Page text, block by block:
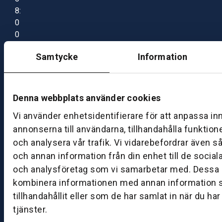
Samtycke Information
Denna webbplats använder cookies
Vi använder enhetsidentifierare för att anpassa
annonserna till användarna, tillhandahålla
och analysera vår trafik. Vi vidarebefordrar även
och annan information från din enhet till de
och analysföretag som vi samarbetar med. Dessa
kombinera informationen med annan information
tillhandahållit eller som de har samlat in när du
tjänster.
8:
0
0
7:
0
B
S
k
ö
v
d